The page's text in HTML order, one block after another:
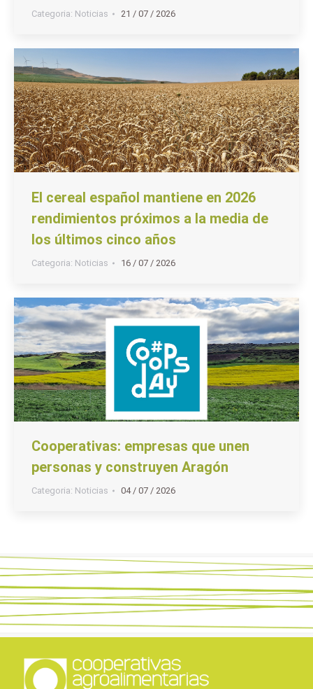
Categoria: Noticias 21 / 07 / 2026
El cereal español mantiene en 2026
rendimientos próximos a la media de
los últimos cinco años
Categoria: Noticias 16 / 07 / 2026
Cooperativas: empresas que unen
personas y construyen Aragón
Categoria: Noticias 04 / 07 / 2026